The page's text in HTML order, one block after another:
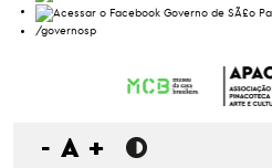
/governosp
- A +